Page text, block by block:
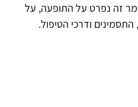
זה נפרט על התופעה, על
ודרכי הטיפול.